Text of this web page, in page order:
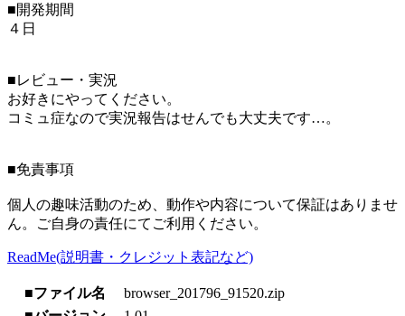
■開発期間
４日
■レビュー・実況
お好きにやってください。
コミュ症なので実況報告はせんでも大丈夫です…。
■免責事項
個人の趣味活動のため、動作や内容について保証はありませ
ん。ご自身の責任にてご利用ください。
ReadMe(説明書・クレジット表記など)
■ファイル名
browser_201796_91520.zip